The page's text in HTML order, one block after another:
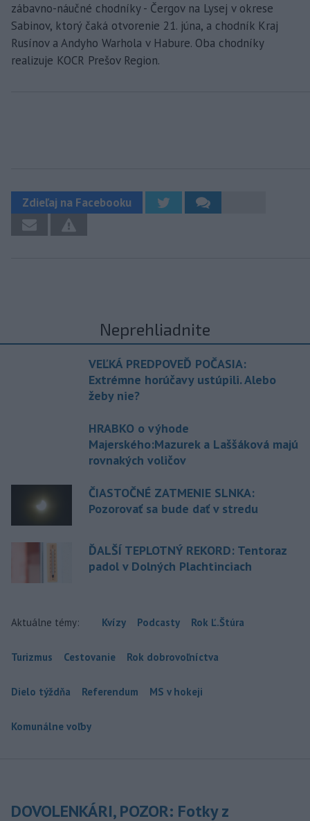
zábavno-náučné chodníky - Čergov na Lysej v okrese
Sabinov, ktorý čaká otvorenie 21. júna, a chodník Kraj
Rusínov a Andyho Warhola v Habure. Oba chodníky
realizuje KOCR Prešov Region.
Zdieľaj na Facebooku
Neprehliadnite
VEĽKÁ PREDPOVEĎ POČASIA:
Extrémne horúčavy ustúpili. Alebo
žeby nie?
HRABKO o výhode
Majerského:Mazurek a Laššáková majú
rovnakých voličov
ČIASTOČNÉ ZATMENIE SLNKA:
Pozorovať sa bude dať v stredu
ĎALŠÍ TEPLOTNÝ REKORD: Tentoraz
padol v Dolných Plachtinciach
Aktuálne témy: Kvízy Podcasty Rok Ľ.Štúra
Turizmus Cestovanie Rok dobrovoľníctva
Dielo týždňa Referendum MS v hokeji
Komunálne voľby
DOVOLENKÁRI, POZOR: Fotky z